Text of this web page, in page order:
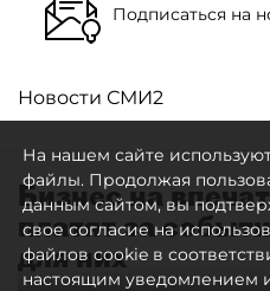
Подписаться на
Новости СМИ2
Бизнес на
платят за
для них
На нашем сайте
файлы. Продолжая
данным сайтом, вы
свое согласие на
файлов cookie в
настоящим уведомлением